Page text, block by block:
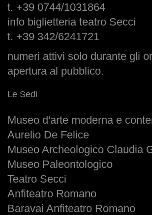
t. +39 0744/1031864
info biglietteria teatro Secci
t. +39 342/6241721
numeri attivi solo durante gli
apertura al pubblico.
Le Sedi
Museo d'arte moderna e
Aurelio De Felice
Museo Archeologico Claudia
Museo Paleontologico
Teatro Secci
Anfiteatro Romano
Baravai Anfiteatro Romano